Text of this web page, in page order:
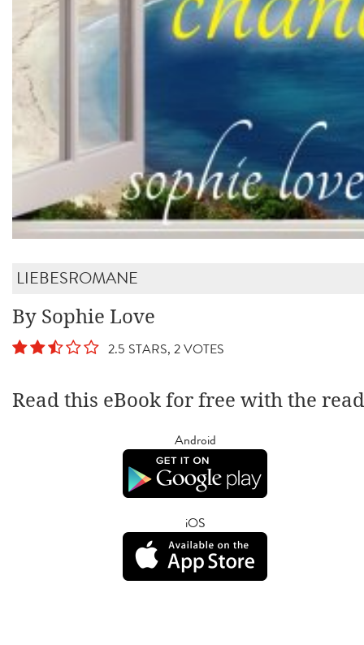
LIEBESROMANE
By Sophie Love
2.5 STARS, 2 VOTES
Read this eBook for free with the
Android
iOS